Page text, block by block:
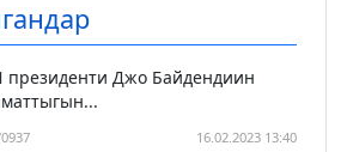
Джо Байдендиин
16.02.2023 13:40